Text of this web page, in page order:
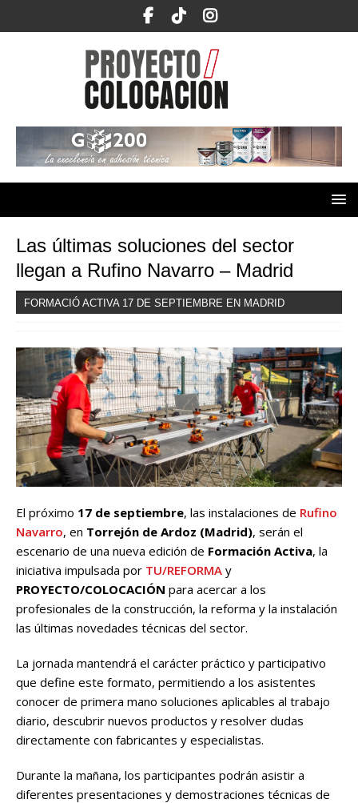
Las últimas soluciones del sector
llegan a Rufino Navarro – Madrid
FORMACIÓ ACTIVA 17 DE SEPTIEMBRE EN MADRID
El próximo 17 de septiembre, las instalaciones de Rufino
Navarro, en Torrejón de Ardoz (Madrid), serán el
escenario de una nueva edición de Formación Activa, la
iniciativa impulsada por TU/REFORMA y
PROYECTO/COLOCACIÓN para acercar a los
profesionales de la construcción, la reforma y la instalación
las últimas novedades técnicas del sector.
La jornada mantendrá el carácter práctico y participativo
que define este formato, permitiendo a los asistentes
conocer de primera mano soluciones aplicables al trabajo
diario, descubrir nuevos productos y resolver dudas
directamente con fabricantes y especialistas.
Durante la mañana, los participantes podrán asistir a
diferentes presentaciones y demostraciones técnicas de